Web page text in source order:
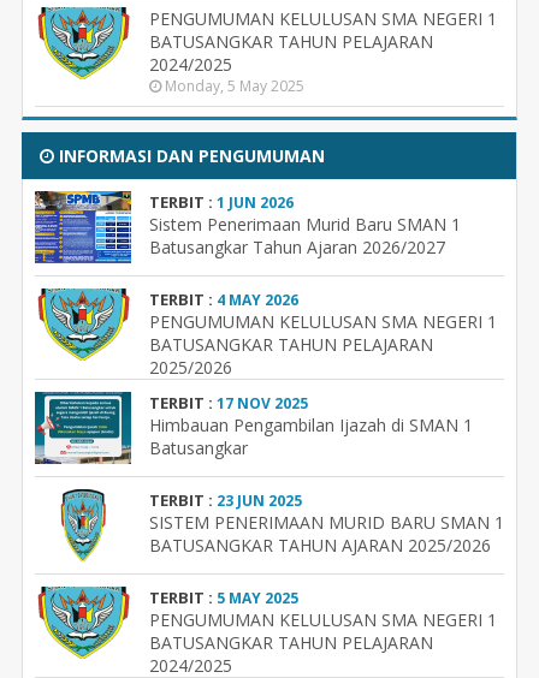
PENGUMUMAN KELULUSAN SMA NEGERI 1
BATUSANGKAR TAHUN PELAJARAN
2024/2025
Monday, 5 May 2025
INFORMASI DAN PENGUMUMAN
TERBIT : 1 JUN 2026
Sistem Penerimaan Murid Baru SMAN 1
Batusangkar Tahun Ajaran 2026/2027
TERBIT : 4 MAY 2026
PENGUMUMAN KELULUSAN SMA NEGERI 1
BATUSANGKAR TAHUN PELAJARAN
2025/2026
TERBIT : 17 NOV 2025
Himbauan Pengambilan Ijazah di SMAN 1
Batusangkar
TERBIT : 23 JUN 2025
SISTEM PENERIMAAN MURID BARU SMAN 1
BATUSANGKAR TAHUN AJARAN 2025/2026
TERBIT : 5 MAY 2025
PENGUMUMAN KELULUSAN SMA NEGERI 1
BATUSANGKAR TAHUN PELAJARAN
2024/2025